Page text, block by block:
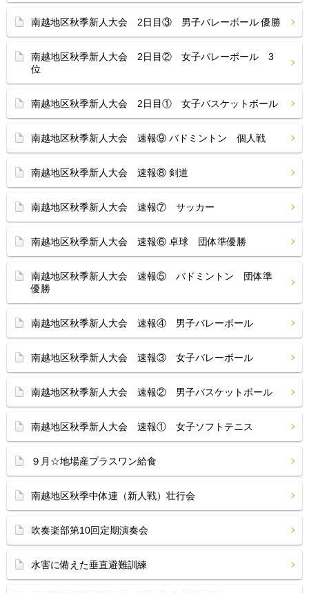
南越地区秋季新人大会 2日目③ 男子バレーボール 優勝
南越地区秋季新人大会 2日目② 女子バレーボール 3
位
南越地区秋季新人大会 2日目① 女子バスケットボール
南越地区秋季新人大会 速報⑨ バドミントン 個人戦
南越地区秋季新人大会 速報⑧ 剣道
南越地区秋季新人大会 速報⑦ サッカー
南越地区秋季新人大会 速報⑥ 卓球 団体準優勝
南越地区秋季新人大会 速報⑤ バドミントン 団体準
優勝
南越地区秋季新人大会 速報④ 男子バレーボール
南越地区秋季新人大会 速報③ 女子バレーボール
南越地区秋季新人大会 速報② 男子バスケットボール
南越地区秋季新人大会 速報① 女子ソフトテニス
９月☆地場産プラスワン給食
南越地区秋季中体連（新人戦）壮行会
吹奏楽部第10回定期演奏会
水害に備えた垂直避難訓練